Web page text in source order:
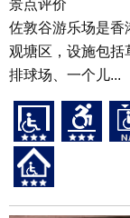
景点评价
佐敦谷游乐场是香
观塘区，设施包括
排球场、一个儿...